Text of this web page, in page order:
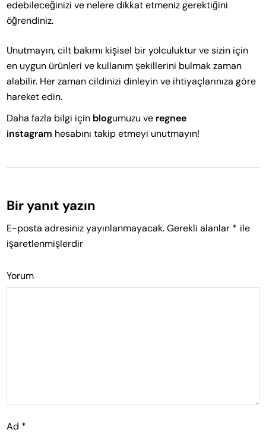
edebileceğinizi ve nelere dikkat etmeniz gerektiğini
öğrendiniz.
Unutmayın, cilt bakımı kişisel bir yolculuktur ve sizin için
en uygun ürünleri ve kullanım şekillerini bulmak zaman
alabilir. Her zaman cildinizi dinleyin ve ihtiyaçlarınıza göre
hareket edin.
Daha fazla bilgi için blogumuzu ve regnee
instagram hesabını takip etmeyi unutmayın!
Bir yanıt yazın
E-posta adresiniz yayınlanmayacak. Gerekli alanlar * ile
işaretlenmişlerdir
Yorum
Ad *